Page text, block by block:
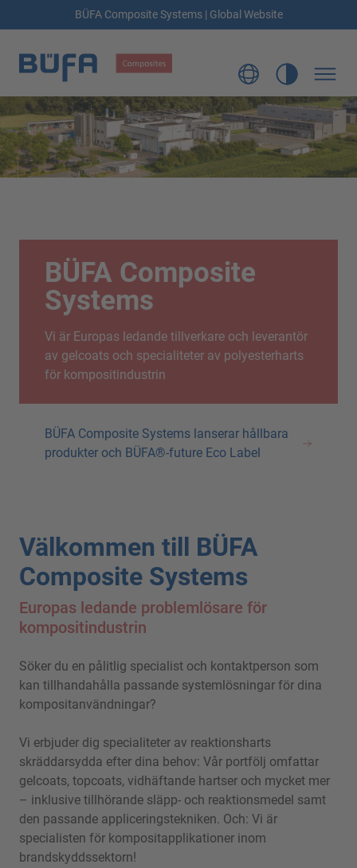
BÜFA Composite Systems | Global Website
BÜFA Composite
Systems
Vi är Europas ledande tillverkare och leverantör
av gelcoats och specialiteter av polyesterharts
för kompositindustrin
BÜFA Composite Systems lanserar hållbara
produkter och BÜFA®-future Eco Label
Välkommen till BÜFA
Composite Systems
Europas ledande problemlösare för
kompositindustrin
Söker du en pålitlig specialist och kontaktperson som
kan tillhandahålla passande systemlösningar för dina
kompositanvändningar?
Vi erbjuder dig specialiteter av reaktionsharts
skräddarsydda efter dina behov: Vår portfölj omfattar
gelcoats, topcoats, vidhäftande hartser och mycket mer
– inklusive tillhörande släpp- och reaktionsmedel samt
den passande appliceringstekniken. Och: Vi är
specialisten för kompositapplikationer inom
brandskyddssektorn!